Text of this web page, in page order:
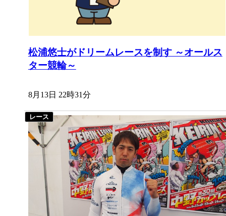
松浦悠士がドリームレースを制す ～オールス
ター競輪～
8月13日 22時31分